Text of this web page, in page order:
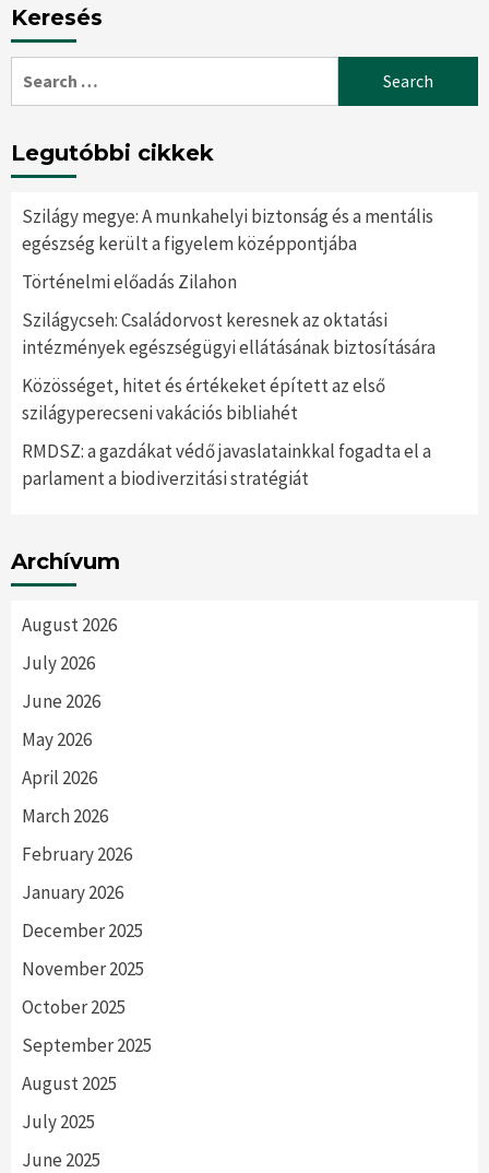
Keresés
for:
Legutóbbi cikkek
Szilágy megye: A munkahelyi biztonság és a mentális
egészség került a figyelem középpontjába
Történelmi előadás Zilahon
Szilágycseh: Családorvost keresnek az oktatási
intézmények egészségügyi ellátásának biztosítására
Közösséget, hitet és értékeket épített az első
szilágyperecseni vakációs bibliahét
RMDSZ: a gazdákat védő javaslatainkkal fogadta el a
parlament a biodiverzitási stratégiát
Archívum
August 2026
July 2026
June 2026
May 2026
April 2026
March 2026
February 2026
January 2026
December 2025
November 2025
October 2025
September 2025
August 2025
July 2025
June 2025